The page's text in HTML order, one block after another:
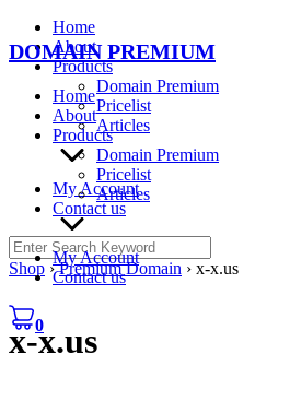
Skip
to
content
DOMAIN PREMIUM
Home
About
Products
Domain Premium
Pricelist
Articles
My Account
Contact us
0
Home
About
Products
Domain Premium
Pricelist
Articles
My Account
Contact us
Search
for:
Shop ›Premium Domain › x-x.us
x-x.us